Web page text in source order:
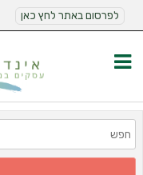
לפרסום באתר לחץ כאן